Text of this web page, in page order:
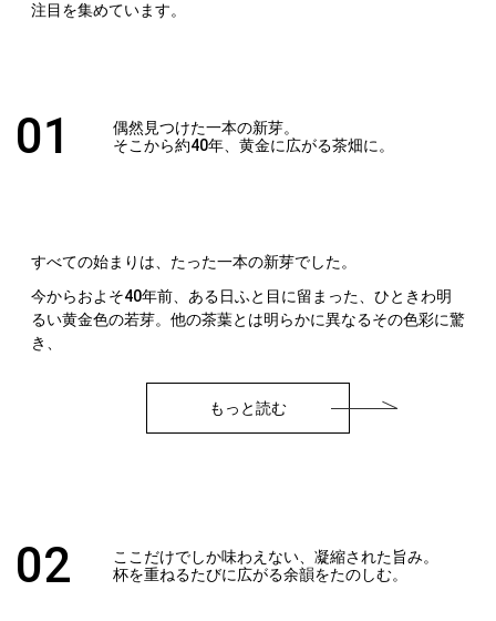
注目を集めています。
01
偶然見つけた一本の新芽。
そこから約40年、黄金に広がる茶畑に。
すべての始まりは、たった一本の新芽でした。
今からおよそ40年前、ある日ふと目に留まった、ひときわ明
るい黄金色の若芽。他の茶葉とは明らかに異なるその色彩に驚
き、
もっと読む
02
ここだけでしか味わえない、凝縮された旨み。
杯を重ねるたびに広がる余韻をたのしむ。